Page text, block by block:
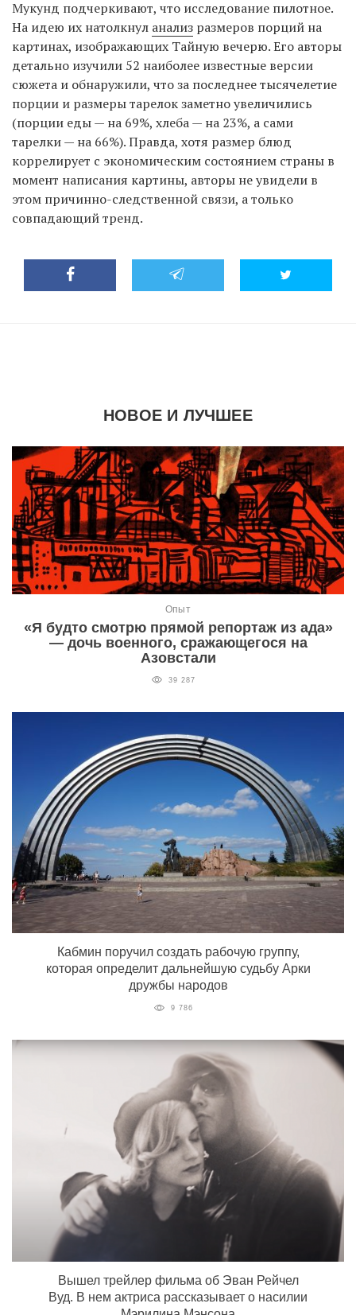
Мукунд подчеркивают, что исследование пилотное.
На идею их натолкнул анализ размеров порций на
картинах, изображающих Тайную вечерю. Его авторы
детально изучили 52 наиболее известные версии
сюжета и обнаружили, что за последнее тысячелетие
порции и размеры тарелок заметно увеличились
(порции еды — на 69%, хлеба — на 23%, а сами
тарелки — на 66%). Правда, хотя размер блюд
коррелирует с экономическим состоянием страны в
момент написания картины, авторы не увидели в
этом причинно-следственной связи, а только
совпадающий тренд.
НОВОЕ И ЛУЧШЕЕ
Опыт
«Я будто смотрю прямой репортаж из ада»
— дочь военного, сражающегося на
Азовстали
39 287
Кабмин поручил создать рабочую группу,
которая определит дальнейшую судьбу Арки
дружбы народов
9 786
Вышел трейлер фильма об Эван Рейчел
Вуд. В нем актриса рассказывает о насилии